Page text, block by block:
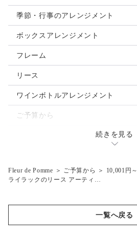
季節・行事のアレンジメント
母の日
クリスマス
お正月
ご入学・ご卒業
お誕生日
ハロウィン
ボックスアレンジメント
フレーム
リース
ワインボトルアレンジメント
ご予算から
～7,000円
続きを見る
Fleur de Pomme ＞ ご予算から ＞ 10,001円～
ライラックのリース アーティ…
一覧へ戻る